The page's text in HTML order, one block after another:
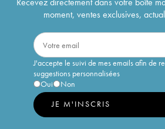
moment, ventes exclusives,
J'accepte le suivi de mes emails afin de
suggestions personnalisées
Oui
Non
JE M'INSCRIS